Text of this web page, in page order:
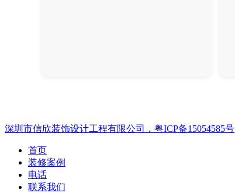
深圳市信欣装饰设计工程有限公司，粤ICP备15054585号
首页
装修案例
电话
联系我们